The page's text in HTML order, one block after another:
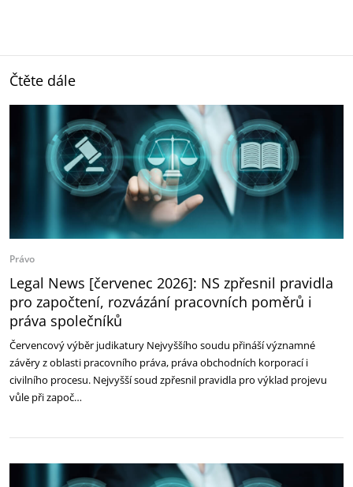
Čtěte dále
Právo
Legal News [červenec 2026]: NS zpřesnil pravidla
pro započtení, rozvázání pracovních poměrů i
práva společníků
Červencový výběr judikatury Nejvyššího soudu přináší významné
závěry z oblasti pracovního práva, práva obchodních korporací i
civilního procesu. Nejvyšší soud zpřesnil pravidla pro výklad projevu
vůle při započ…